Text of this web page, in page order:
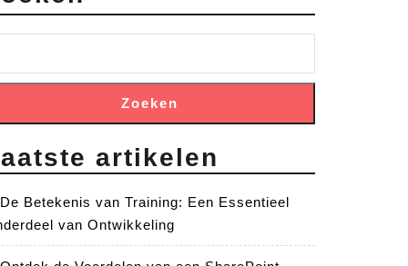
Zoeken
artikelen
De Betekenis van Training: Een Essentieel
van Ontwikkeling